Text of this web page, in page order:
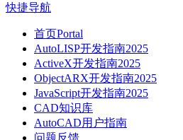
快捷导航
首页Portal
AutoLISP开发指南2025
ActiveX开发指南2025
ObjectARX开发指南2025
JavaScript开发指南2025
CAD知识库
AutoCAD用户指南
问题反馈